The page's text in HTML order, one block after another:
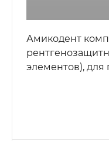
Амикодент
элементов), для